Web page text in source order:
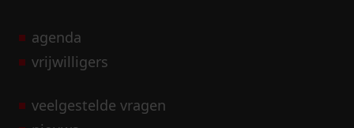
agenda
vrijwilligers
veelgestelde vragen